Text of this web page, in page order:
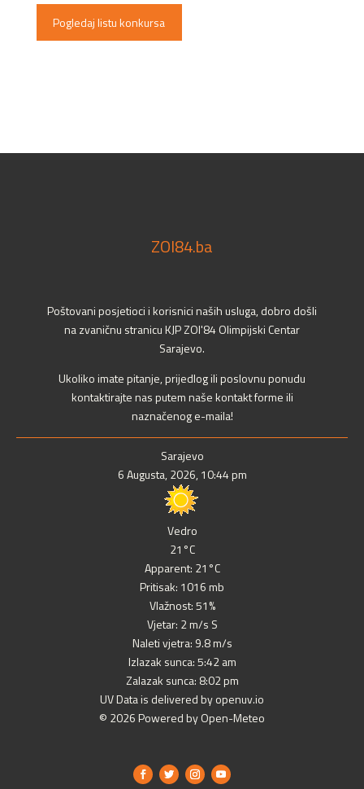
Pogledaj listu konkursa
ZOI84.ba
Poštovani posjetioci i korisnici naših usluga, dobro došli
na zvaničnu stranicu KJP ZOI'84 Olimpijski Centar
Sarajevo.
Ukoliko imate pitanje, prijedlog ili poslovnu ponudu
kontaktirajte nas putem naše kontakt forme ili
naznačenog e-maila!
Sarajevo
6 Augusta, 2026, 10:44 pm
Vedro
21°C
Apparent: 21°C
Pritisak: 1016 mb
Vlažnost: 51%
Vjetar: 2 m/s S
Naleti vjetra: 9.8 m/s
Izlazak sunca: 5:42 am
Zalazak sunca: 8:02 pm
UV Data is delivered by openuv.io
© 2026 Powered by Open-Meteo